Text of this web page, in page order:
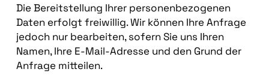
Die Bereitstellung Ihrer personenbezogenen
Daten erfolgt freiwillig. Wir können Ihre Anfrage
jedoch nur bearbeiten, sofern Sie uns Ihren
Namen, Ihre E-Mail-Adresse und den Grund der
Anfrage mitteilen.